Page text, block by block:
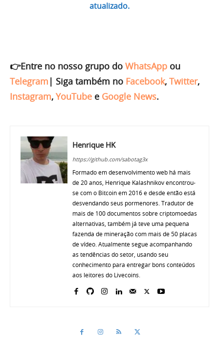
atualizado.
👉Entre no nosso grupo do WhatsApp ou
Telegram | Siga também no Facebook, Twitter,
Instagram, YouTube e Google News.
Henrique HK
https://github.com/sabotag3x
Formado em desenvolvimento web há mais
de 20 anos, Henrique Kalashnikov encontrou-
se com o Bitcoin em 2016 e desde então está
desvendando seus pormenores. Tradutor de
mais de 100 documentos sobre criptomoedas
alternativas, também já teve uma pequena
fazenda de mineração com mais de 50 placas
de vídeo. Atualmente segue acompanhando
as tendências do setor, usando seu
conhecimento para entregar bons conteúdos
aos leitores do Livecoins.